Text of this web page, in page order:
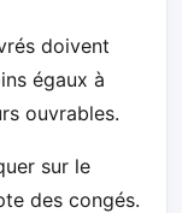
doivent
égaux à
ouvrables.
sur le
des congés.